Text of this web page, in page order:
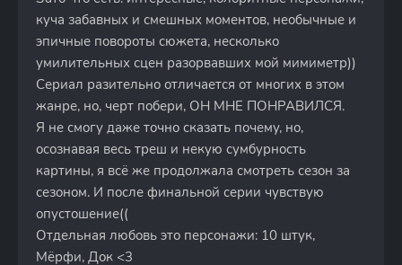
куча забавных и смешных моментов, необычные и
эпичные повороты сюжета, несколько
умилительных сцен разорвавших мой мимиметр))
Сериал разительно отличается от многих в этом
жанре, но, черт побери, ОН МНЕ ПОНРАВИЛСЯ.
Я не смогу даже точно сказать почему, но,
осознавая весь треш и некую сумбурность
картины, я всё же продолжала смотреть сезон за
сезоном. И после финальной серии чувствую
опустошение((
Отдельная любовь это персонажи: 10 штук,
Мёрфи, Док <3